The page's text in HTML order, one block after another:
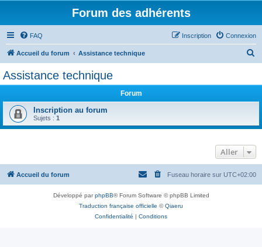
Forum des adhérents
FAQ Connexion
Inscription
Accueil du forum Assistance technique
e
r
Assistance technique
Forum
Inscription au forum
Sujets : 1
Aller
Accueil du forum Fuseau horaire sur UTC+02:00
Développé parphpBB® Forum Software © phpBB Limited
Traduction française officielle ©Qiaeru
Confidentialité | Conditions